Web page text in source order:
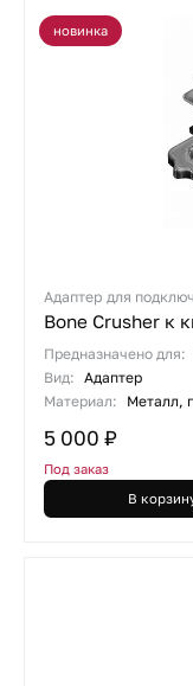
новинка
Адаптер для
Bone Crusher к
Предназначено для:
Вид: Адаптер
Материал:
Металл,
5 000 ₽
Под заказ
В